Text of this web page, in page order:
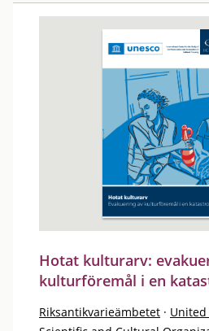
Hotat kulturarv:
kulturföremål i en
Riksantikvarieämbetet ·